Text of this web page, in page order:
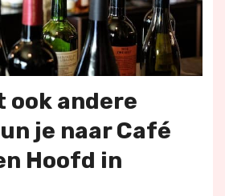
ook andere
je naar Café
Hoofd in